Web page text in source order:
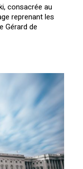
vide.
consacrée au
reprenant les
Gérard de